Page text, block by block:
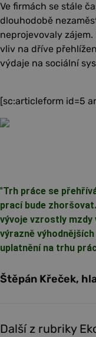
Ve firmách se stále
dlouhodobě
neprojevovaly
vliv na dříve
výdaje na sociální
[sc:articleform id=5
"Trh práce se
prací bude
vývoje vzrostly
výrazně
uplatnění na trhu
Štěpán Křeček,
Další z rubriky